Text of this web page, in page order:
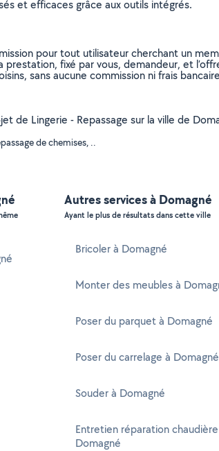
et efficaces grâce aux outils intégrés.
pour tout utilisateur cherchant un
fixé par vous, demandeur, et
sans aucune commission ni frais
de Lingerie - Repassage sur la ville de
de chemises, ..
Autres services à Domagné
Ayant le plus de résultats dans cette ville
Bricoler à Domagné
Monter des meubles à
Poser du parquet à Domagné
Poser du carrelage à Domagné
Souder à Domagné
Entretien réparation
Domagné